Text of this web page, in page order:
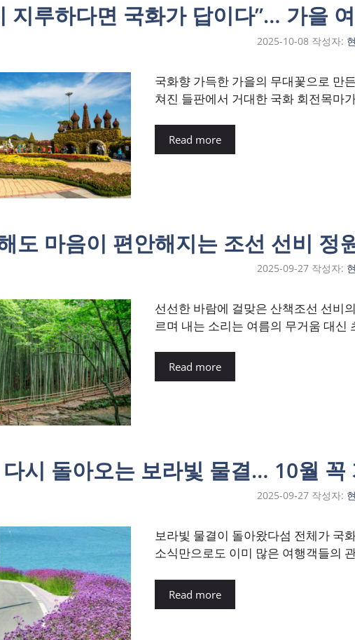
지루하다면 국화가 답이다”… 가을
2025-10-08 작성자:
국화향 가득한 가을의 무대꽃으로 만
쳐진 들판에서 거대한 국화 회전목마
Read more
도 마음이 편안해지는 조선 선비
2025-09-27 작성자:
선선한 바람에 걸맞은 산책조선 선비
르며 내는 소리는 여름의 무거움 대신
Read more
시 돌아오는 보라빛 물결… 10월
2025-09-27 작성자:
보라빛 물결이 돌아왔다섬 전체가 국
소식만으로도 이미 많은 여행객들의
Read more